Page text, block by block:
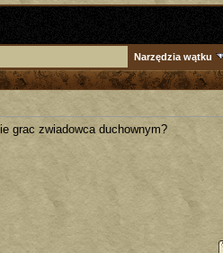
Narzędzia wątku
grac zwiadowca duchownym?